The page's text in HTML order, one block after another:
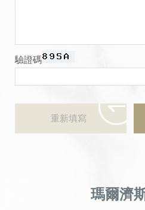
驗證碼
瑪爾濟